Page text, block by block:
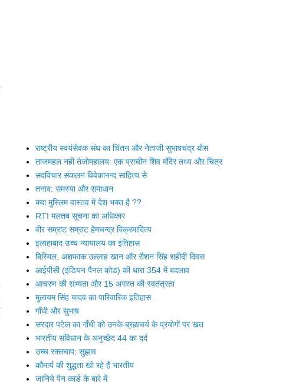
राष्ट्रीय स्वयंसेवक संघ का चिंतन और नेताजी सुभाषचंद्र बोस
ताजमहल नही तेजोमहालय: एक प्राचीन शिव मंदिर तथ्य और चित्र
सदविचार संकलन विवेकानन्द साहित्य से
तनाव: समस्या और समाधान
क्या मुस्लिम वास्तव में देश भक्त है ??
RTI मलतब सूचना का अधिकार
वीर सम्राट सम्राट हेमचन्द्र विक्रमादित्य
इलाहाबाद उच्च न्यायालय का इतिहास
बिस्मिल, अशफाक उल्लाह खान और रौशन सिंह शहीदी दिवस
आईपीसी (इंडियन पैनल कोड) की धारा 354 में बदलाव
आचरण की संभ्यता और 15 अगस्त की स्वतंत्रता
मुलायम सिंह यादव का पारिवारिक इतिहास
गाँधी और सुभाष
सरदार पटेल का गाँधी को उनके ब्रह्मचर्य के प्रयोगों पर खत
भारतीय संविधान के अनुच्छेद 44 का दर्द
उच्च रक्तचाप: सुझाव
कौमार्य की शुद्धता खो रहे हैं भारतीय
जानिये पैन कार्ड के बारे में